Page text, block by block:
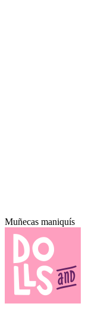
Muñecas maniquís